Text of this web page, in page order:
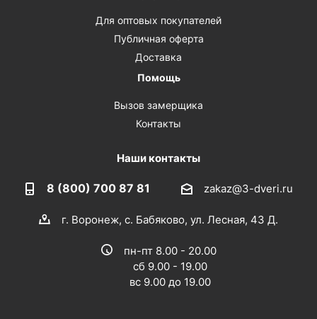
Для оптовых покупателей
Публичная оферта
Доставка
Помощь
Вызов замерщика
Контакты
Наши контакты
8 (800) 700 87 81 zakaz@3-dveri.ru
г. Воронеж, с. Бабяково, ул. Лесная, 43 Д.
пн-пт 8.00 - 20.00
сб 9.00 - 19.00
вс 9.00 до 19.00